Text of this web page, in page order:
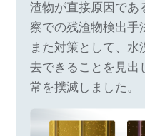
渣物が直接原因であ
察での残渣物検出手
また対策として、水
去できることを見出
常を撲滅しました。